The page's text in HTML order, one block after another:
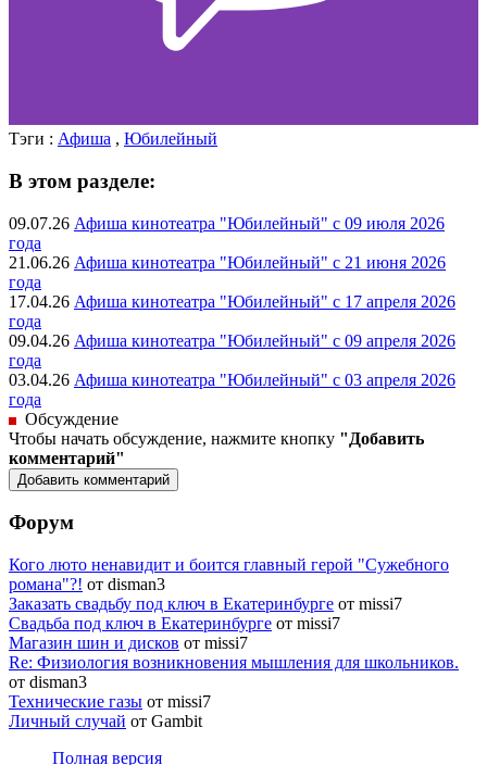
Тэги : Афиша , Юбилейный
В этом разделе:
09.07.26 Афиша кинотеатра "Юбилейный" c 09 июля 2026
года
21.06.26 Афиша кинотеатра "Юбилейный" c 21 июня 2026
года
17.04.26 Афиша кинотеатра "Юбилейный" c 17 апреля 2026
года
09.04.26 Афиша кинотеатра "Юбилейный" c 09 апреля 2026
года
03.04.26 Афиша кинотеатра "Юбилейный" c 03 апреля 2026
года
Обсуждение
Чтобы начать обсуждение, нажмите кнопку "Добавить
комментарий"
Форум
Кого люто ненавидит и боится главный герой "Сужебного
романа"?! от disman3
Заказать свадьбу под ключ в Екатеринбурге от missi7
Cвадьба под ключ в Екатеринбурге от missi7
Магазин шин и дисков от missi7
Re: Физиология возникновения мышления для школьников.
от disman3
Технические газы от missi7
Личный случай от Gambit
Полная версия